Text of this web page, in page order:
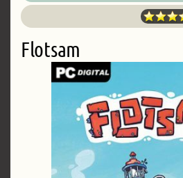
Flotsam